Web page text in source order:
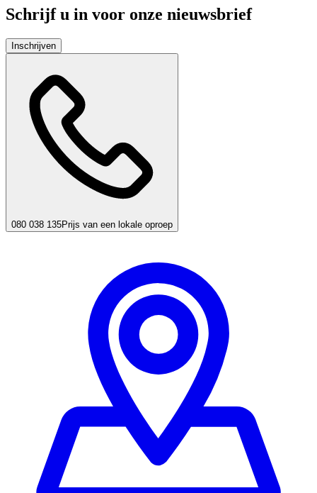
Schrijf u in voor onze nieuwsbrief
Inschrijven
080 038 135Prijs van een lokale oproep